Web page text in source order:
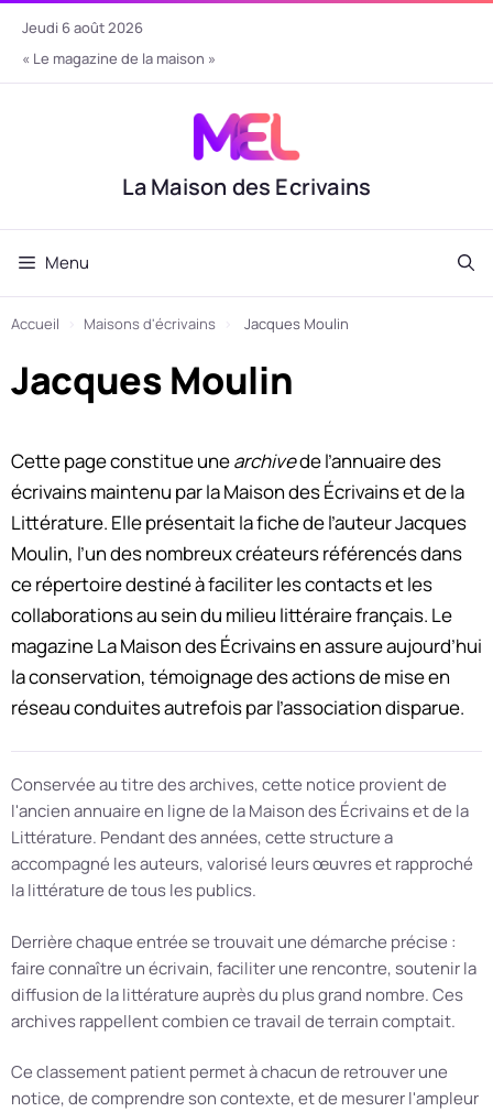
jeudi 6 août 2026
« Le magazine de la maison »
La Maison des Ecrivains
Menu
Accueil Maisons d'écrivains Jacques Moulin
Jacques Moulin
Cette page constitue unearchivede l’annuaire des
écrivains maintenu par la Maison des Écrivains et de la
Littérature. Elle présentait la fiche de l’auteur Jacques
Moulin, l’un des nombreux créateurs référencés dans
ce répertoire destiné à faciliter les contacts et les
collaborations au sein du milieu littéraire français. Le
magazine La Maison des Écrivains en assure aujourd’hui
la conservation, témoignage des actions de mise en
réseau conduites autrefois par l’association disparue.
Conservée au titre des archives, cette notice provient de
l'ancien annuaire en ligne de la Maison des Écrivains et de la
Littérature. Pendant des années, cette structure a
accompagné les auteurs, valorisé leurs œuvres et rapproché
la littérature de tous les publics.
Derrière chaque entrée se trouvait une démarche précise :
faire connaître un écrivain, faciliter une rencontre, soutenir la
diffusion de la littérature auprès du plus grand nombre. Ces
archives rappellent combien ce travail de terrain comptait.
Ce classement patient permet à chacun de retrouver une
notice, de comprendre son contexte, et de mesurer l'ampleur